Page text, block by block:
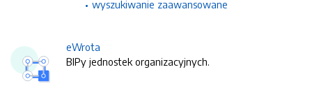
wyszukiwanie zaawansowane
eWrota
BIPy jednostek organizacyjnych.